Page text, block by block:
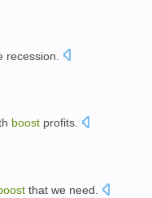
recession
boost profits.
that we need